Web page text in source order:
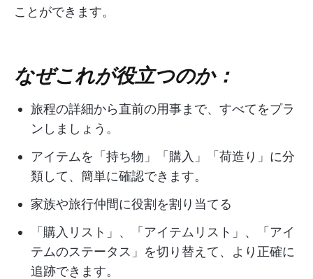
ことができます。
なぜこれが役立つのか：
旅程の詳細から直前の用事まで、すべてをプラ
ンしましょう。
アイテムを「持ち物」「購入」「荷造り」に分
類して、簡単に確認できます。
家族や旅行仲間に役割を割り当てる
「購入リスト」、「アイテムリスト」、「アイ
テムのステータス」を切り替えて、より正確に
追跡できます。